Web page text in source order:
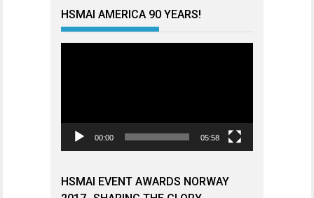
HSMAI AMERICA 90 YEARS!
00:00 05:58
HSMAI EVENT AWARDS NORWAY